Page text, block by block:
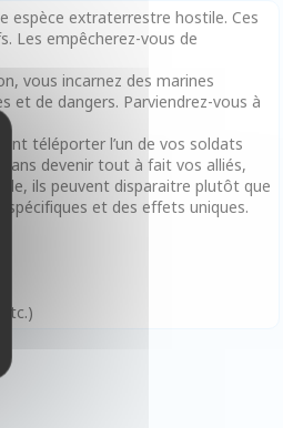
espèce extraterrestre hostile. Ces
Les empêcherez-vous de
vous incarnez des marines
et de dangers. Parviendrez-vous à
téléporter l’un de vos soldats
devenir tout à fait vos alliés,
ils peuvent disparaitre plutôt que
et des effets uniques.